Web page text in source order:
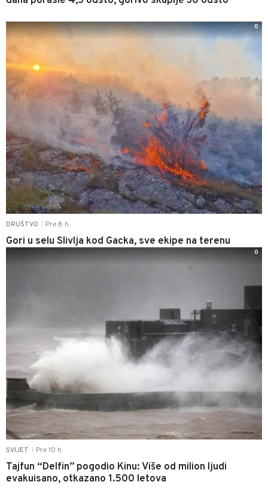
DRUŠTVO Pre 8 h
Gori u selu Slivlja kod Gacka, sve ekipe na terenu
0
SVIJET Pre 10 h
Tajfun “Delfin” pogodio Kinu: Više od milion ljudi
evakuisano, otkazano 1.500 letova
0